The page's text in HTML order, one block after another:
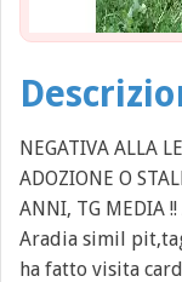
NEGATIVA ALLA
ADOZIONE O
ANNI, TG MEDIA !!
Aradia simil
ha fatto visita